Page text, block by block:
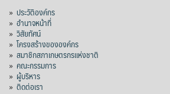
1,205 ล้านดอลลาร์สหรัฐ (ประมาณ
38,003.15 ล้านบาท) ลดลง 27.69%
ปรับตัวลดลงตามสภาวะเศรษฐกิจและการค้า
โลก โดยตลาดส่งออกสำคัญ จีน ส่งออกได้
1.52 ล้านตัน ลด 61.71%
» ประวัติองค์กร
» อำนาจหน้าที่
» วิสัยทัศน์
» โครงสร้างขององค์กร
» สมาชิกสภาเกษตรกรแห่งชาติ
» คณะกรรมการ
» ผู้บริหาร
» ติดต่อเรา